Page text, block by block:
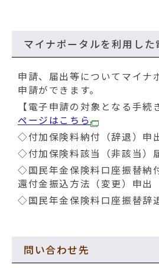
マイナポータルを利用した
申請、届出等についてマイナ
申請ができます。
【電子申請の対象となる手続
ページはこちら
◇付加保険料納付（辞退）申
◇付加保険料該当（非該当）
◇国民年金保険料口座振替納
還付金振込方法（変更）申出
◇国民年金保険料口座振替辞
問い合わせ先